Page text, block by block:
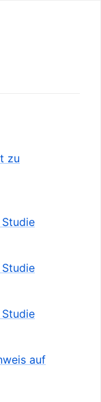
zu
auf